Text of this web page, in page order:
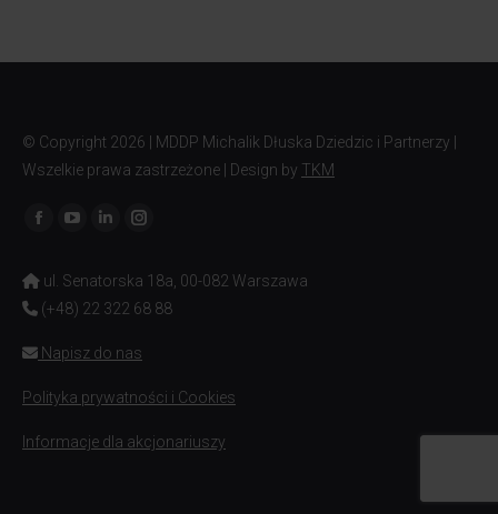
© Copyright 2026 | MDDP Michalik Dłuska Dziedzic i Partnerzy |
Wszelkie prawa zastrzeżone | Design by TKM
Znajdź nas na:
opens
in
new
YouTube
opens
in
new
Linkedin
opens
in
new
Instagram
opens
in
new
ul. Senatorska 18a, 00-082 Warszawa
(+48) 22 322 68 88
Napisz do nas
Polityka prywatności i Cookies
Informacje dla akcjonariuszy